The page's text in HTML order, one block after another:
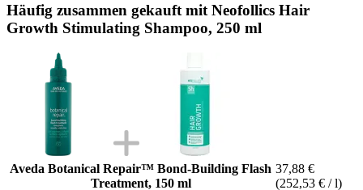
Häufig zusammen gekauft mit Neofollics Hair
Growth Stimulating Shampoo, 250 ml
Aveda Botanical Repair™ Bond-Building Flash
Treatment, 150 ml
37,88 €
(252,53 € / l)